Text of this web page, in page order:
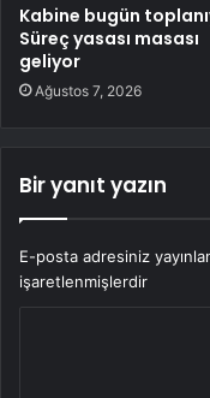
Kabine bugün
Süreç yasası masası
geliyor
Ağustos 7, 2026
Bir yanıt yazın
E-posta adresiniz
işaretlenmişlerdir